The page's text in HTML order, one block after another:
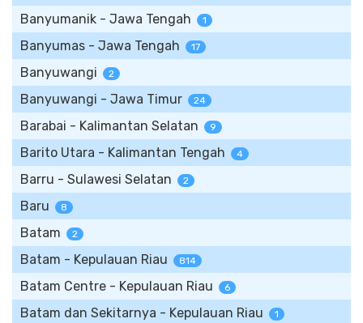
Banyumanik - Jawa Tengah 1
Banyumas - Jawa Tengah 17
Banyuwangi 2
Banyuwangi - Jawa Timur 24
Barabai - Kalimantan Selatan 9
Barito Utara - Kalimantan Tengah 4
Barru - Sulawesi Selatan 2
Baru 8
Batam 2
Batam - Kepulauan Riau 814
Batam Centre - Kepulauan Riau 6
Batam dan Sekitarnya - Kepulauan Riau 1